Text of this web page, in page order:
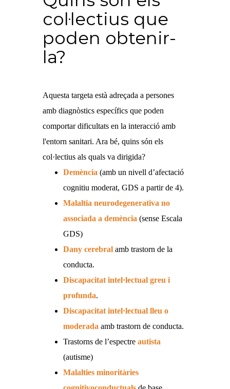
col·lectius que
poden obtenir-
la?
Aquesta targeta està adreçada a persones
amb diagnòstics específics que poden
comportar dificultats en la interacció amb
l'entorn sanitari. Ara bé, quins són els
col·lectius als quals va dirigida?
Demència(amb un nivell d’afectació
cognitiu moderat, GDS a partir de 4).
Malaltia neurodegenerativa no
associada a demència (sense Escala
GDS)
Dany cerebral amb trastorn de la
conducta.
Discapacitat intel·lectual greu i
profunda.
Discapacitat intel·lectual lleu o
moderada amb trastorn de conducta.
Trastorns de l’espectreautista
(autisme)
Malalties minoritàries